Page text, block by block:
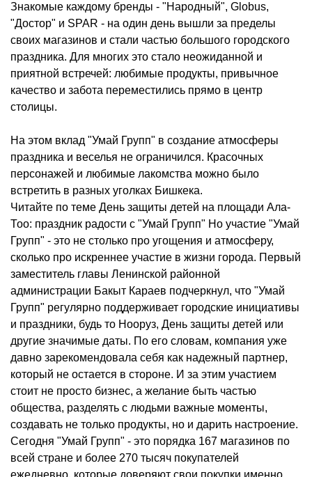
Знакомые каждому бренды - "Народный", Globus,
"Достор" и SPAR - на один день вышли за пределы
своих магазинов и стали частью большого городского
праздника. Для многих это стало неожиданной и
приятной встречей: любимые продукты, привычное
качество и забота переместились прямо в центр
столицы.
На этом вклад "Умай Групп" в создание атмосферы
праздника и веселья не ограничился. Красочных
персонажей и любимые лакомства можно было
встретить в разных уголках Бишкека.
Читайте по теме День защиты детей на площади Ала-
Тоо: праздник радости с "Умай Групп" Но участие "Умай
Групп" - это не столько про угощения и атмосферу,
сколько про искреннее участие в жизни города. Первый
заместитель главы Ленинской районной
администрации Бакыт Караев подчеркнул, что "Умай
Групп" регулярно поддерживает городские инициативы
и праздники, будь то Нооруз, День защиты детей или
другие значимые даты. По его словам, компания уже
давно зарекомендовала себя как надежный партнер,
который не остается в стороне. И за этим участием
стоит не просто бизнес, а желание быть частью
общества, разделять с людьми важные моменты,
создавать не только продукты, но и дарить настроение.
Сегодня "Умай Групп" - это порядка 167 магазинов по
всей стране и более 270 тысяч покупателей